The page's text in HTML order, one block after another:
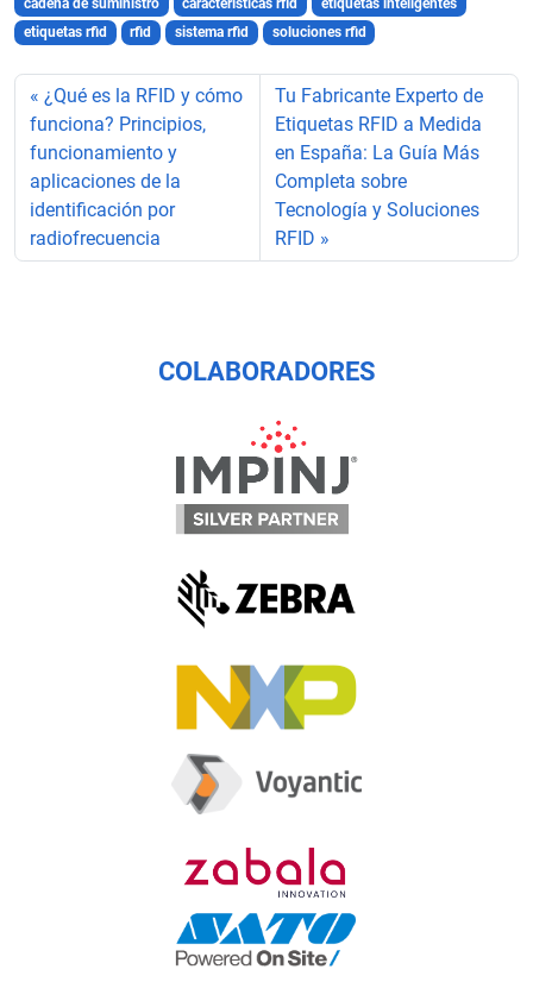
cadena de suministro características rfid
etiquetas inteligentes
etiquetas rfid
rfid sistema rfid soluciones rfid
¿Qué es la RFID y cómo
funciona? Principios,
funcionamiento y
aplicaciones de la
identificación por
radiofrecuencia
Tu Fabricante Experto de
Etiquetas RFID a Medida
en España: La Guía Más
Completa sobre
Tecnología y Soluciones
RFID
COLABORADORES